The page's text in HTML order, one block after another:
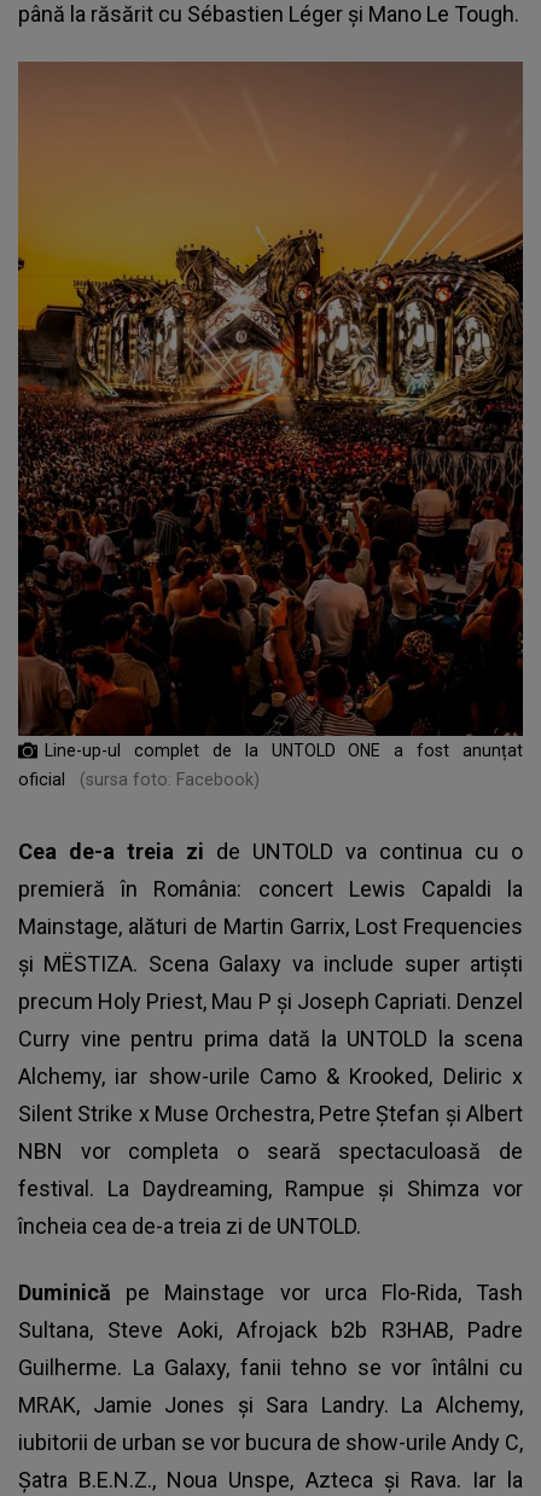
până la răsărit cu Sébastien Léger şi Mano Le Tough.
Line-up-ul complet de la UNTOLD ONE a fost anunțat
oficial
(sursa foto: Facebook)
Cea de-a treia zi de UNTOLD va continua cu o
premieră în România: concert Lewis Capaldi la
Mainstage, alături de Martin Garrix, Lost Frequencies
şi MËSTIZA. Scena Galaxy va include super artişti
precum Holy Priest, Mau P şi Joseph Capriati. Denzel
Curry vine pentru prima dată la UNTOLD la scena
Alchemy, iar show-urile Camo & Krooked, Deliric x
Silent Strike x Muse Orchestra, Petre Ştefan şi Albert
NBN vor completa o seară spectaculoasă de
festival. La Daydreaming, Rampue şi Shimza vor
încheia cea de-a treia zi de UNTOLD.
Duminică pe Mainstage vor urca Flo-Rida, Tash
Sultana, Steve Aoki, Afrojack b2b R3HAB, Padre
Guilherme. La Galaxy, fanii tehno se vor întâlni cu
MRAK, Jamie Jones şi Sara Landry. La Alchemy,
iubitorii de urban se vor bucura de show-urile Andy C,
Şatra B.E.N.Z., Noua Unspe, Azteca şi Rava. Iar la